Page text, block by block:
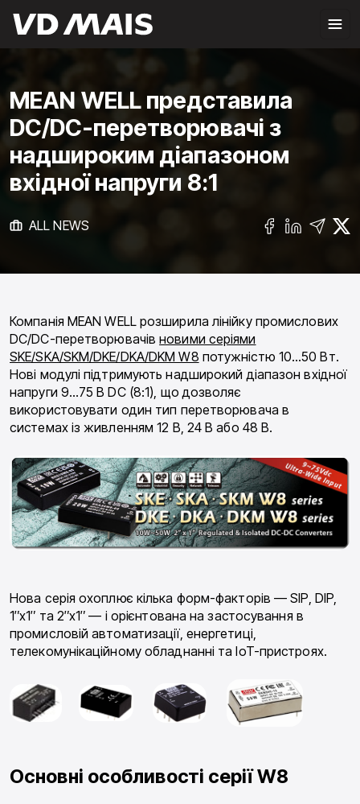
MEAN WELL представила
DC/DC-перетворювачі з
надшироким діапазоном
вхідної напруги 8:1
ALL NEWS
Компанія MEAN WELLрозширила лінійку промислових
DC/DC-перетворювачівновими серіями
SKE/SKA/SKM/DKE/DKA/DKM W8 потужністю 10…50 Вт.
Нові модулі підтримують надширокий діапазон вхідної
напруги 9…75 В DC (8:1), що дозволяє
використовувати один тип перетворювача в
системах із живленням 12 В, 24 В або 48 В.
Нова серія охоплює кілька форм-факторів — SIP, DIP,
1″x1″ та 2″x1″ — і орієнтована на застосування в
промисловій автоматизації, енергетиці,
телекомунікаційному обладнанні та IoT-пристроях.
Основні особливості серії W8